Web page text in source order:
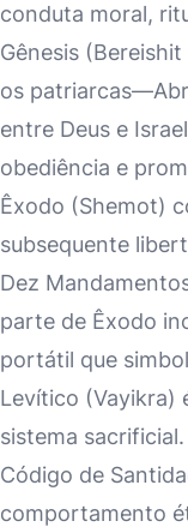
conduta moral,
Gênesis
os
entre Deus e
obediência e
Êxodo (Shemot)
subsequente
Dez
parte de Êxodo
portátil que
Levítico (Vayikra)
sistema
Código de
comportamento